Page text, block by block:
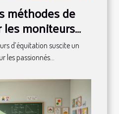
méthodes de
moniteurs
d’équitation suscite un
passionnés...